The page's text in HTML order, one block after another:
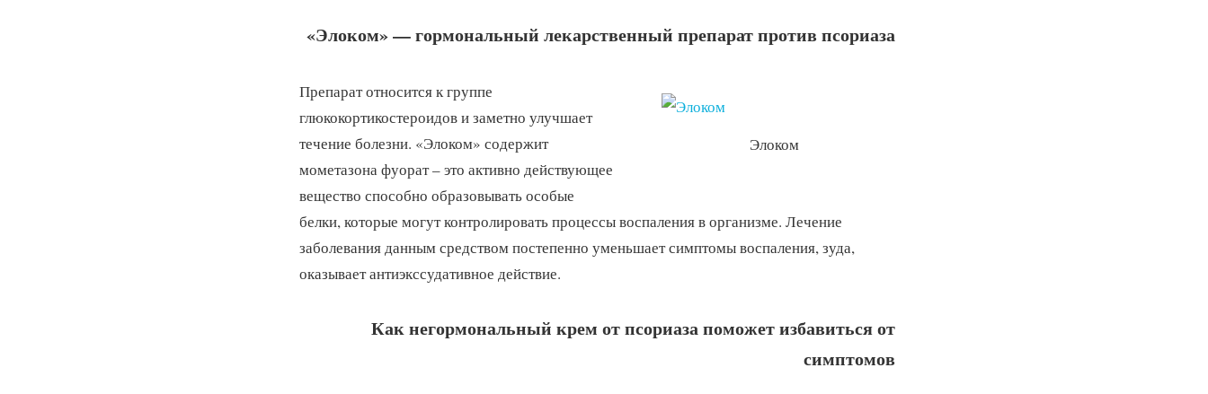
«Элоком» — гормональный лекарственный препарат против псориаза
Элоком
Препарат относится к группе
глюкокортикостероидов и заметно улучшает
течение болезни. «Элоком» содержит
мометазона фуорат – это активно действующее
вещество способно образовывать особые
белки, которые могут контролировать процессы воспаления в организме. Лечение
заболевания данным средством постепенно уменьшает симптомы воспаления, зуда,
оказывает антиэкссудативное действие.
Как негормональный крем от псориаза поможет избавиться от
симптомов